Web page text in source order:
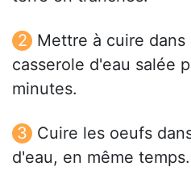
Mettre à cuire dans
casserole d'eau salée
minutes.
Cuire les oeufs
d'eau, en même temps.